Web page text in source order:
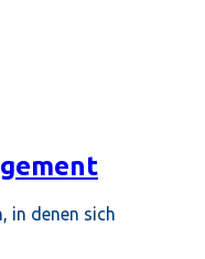
in denen sich